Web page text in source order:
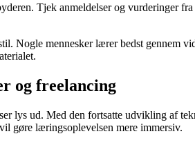
Tjek anmeldelser og vurderinger
Nogle mennesker lærer bedst gennem
og freelancing
lys ud. Med den fortsatte udvikling af
gøre læringsoplevelsen mere immersiv.